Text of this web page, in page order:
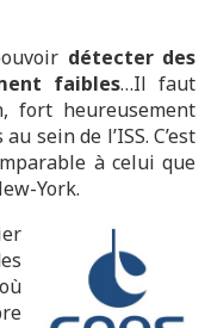
détecter des
faibles…Il faut
fort heureusement
sein de l’ISS. C’est
à celui que
York.